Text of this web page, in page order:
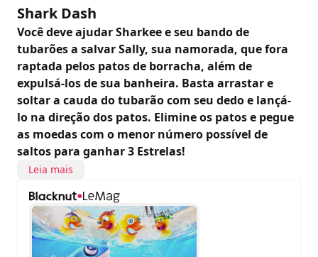
Shark Dash
Você deve ajudar Sharkee e seu bando de
tubarões a salvar Sally, sua namorada, que fora
raptada pelos patos de borracha, além de
expulsá-los de sua banheira. Basta arrastar e
soltar a cauda do tubarão com seu dedo e lançá-
lo na direção dos patos. Elimine os patos e pegue
as moedas com o menor número possível de
saltos para ganhar 3 Estrelas!
Leia mais